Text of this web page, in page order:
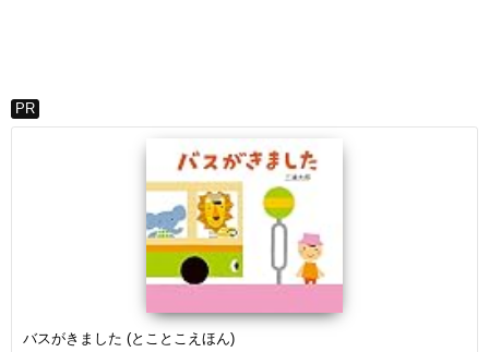
PR
バスがきました (とことこえほん)